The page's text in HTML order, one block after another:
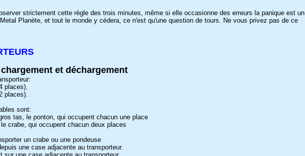
strictement cette règle des trois minutes, même si elle occasionne des erreurs la panique est un
Planète, et tout le monde y cédera, ce n'est qu'une question de tours. Ne vous privez pas de ce
et déchargement
places).
places).
sont:
tas, le ponton, qui occupent chacun une place
crabe, qui occupent chacun deux places
un crabe ou une pondeuse
une case adjacente au transporteur.